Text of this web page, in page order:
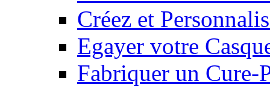
Créez et
Egayer votre
Fabriquer un Cure-